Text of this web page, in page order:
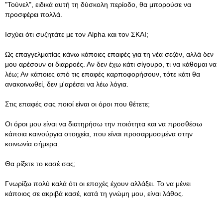
"Τούνελ", ειδικά αυτή τη δύσκολη περίοδο, θα μπορούσε να
προσφέρει πολλά.
Ισχύει ότι συζητάτε με τον Alpha και τον ΣΚΑΙ;
Ως επαγγελματίας κάνω κάποιες επαφές για τη νέα σεζόν, αλλά δεν
μου αρέσουν οι διαρροές. Αν δεν έχω κάτι σίγουρο, τι να κάθομαι να
λέω; Αν κάποιες από τις επαφές καρποφορήσουν, τότε κάτι θα
ανακοινωθεί, δεν μ'αρέσει να λέω λόγια.
Στις επαφές σας ποιοί είναι οι όροι που θέτετε;
Οι όροι μου είναι να διατηρήσω την ποιότητα και να προσθέσω
κάποια καινούργια στοιχεία, που είναι προσαρμοσμένα στην
κοινωνία σήμερα.
Θα ρίξετε το κασέ σας;
Γνωρίζω πολύ καλά ότι οι εποχές έχουν αλλάξει. Το να μένει
κάποιος σε ακριβά κασέ, κατά τη γνώμη μου, είναι λάθος.